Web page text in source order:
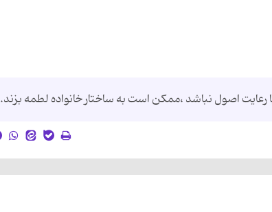
رعایت اصول نباشد ،ممکن است به ساختار خانواده لطمه بزند.